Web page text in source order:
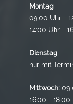
Montag
09:00 Uhr -
14:00 Uhr -
Dienstag
nur mit
Mittwoch:
16.00 - 18.00